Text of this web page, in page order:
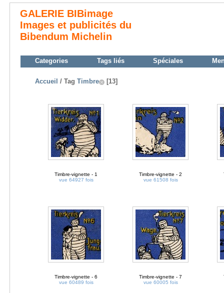
GALERIE BIBimage
Images et publicités du
Bibendum Michelin
Categories Tags liés Spéciales
Accueil / Tag Timbre [13]
Timbre-vignette - 1
vue 64927 fois
Timbre-vignette - 2
vue 61508 fois
Timbre-vignette - 6
vue 60489 fois
Timbre-vignette - 7
vue 60005 fois